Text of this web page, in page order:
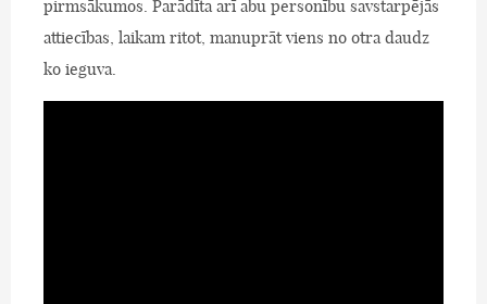
pirmsākumos. Parādīta arī abu personību savstarpējās
attiecības, laikam ritot, manuprāt viens no otra daudz
ko ieguva.